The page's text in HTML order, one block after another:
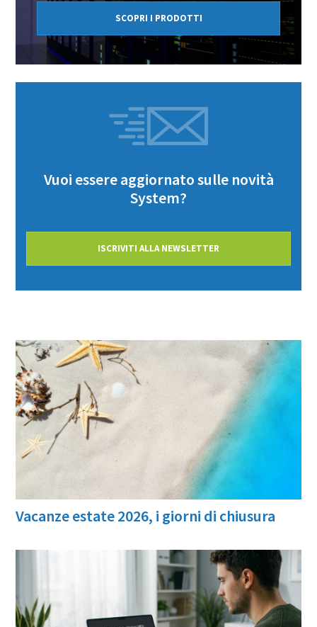
SCOPRI I PRODOTTI
Vuoi essere aggiornato sulle novità
System?
ISCRIVITI ALLA NEWSLETTER
Vacanze estate 2026, i giorni di chiusura